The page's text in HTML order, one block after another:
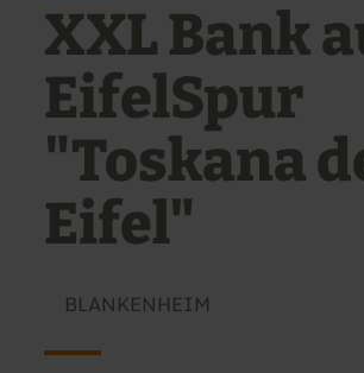
XXL Bank
EifelSpur
"Toskana
Eifel"
BLANKENHEIM